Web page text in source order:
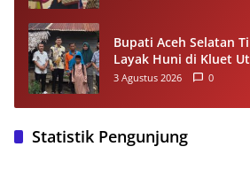
Bupati Aceh Selatan
Layak Huni di Kluet
Masuk Program
3 Agustus 2026 0
Statistik Pengunjung